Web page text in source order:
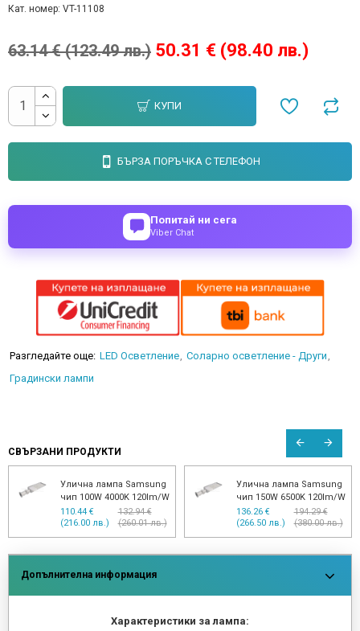
Кат. номер: VT-11108
50.31 € (98.40 лв.)
63.14 € (123.49 лв.)
КУПИ
БЪРЗА ПОРЪЧКА С ТЕЛЕФОН
Попитай ни сега
Viber Chat
Разгледайте още: LED Осветление Соларно осветление - Други
Градински лампи
СВЪРЗАНИ ПРОДУКТИ
Улична лампа Samsung
чип 100W 4000K 120lm/W
110.44 €
(216.00 лв.)
132.94 €
(260.01 лв.)
Улична лампа Samsung
чип 150W 6500K 120lm/W
136.26 €
(266.50 лв.)
194.29 €
(380.00 лв.)
Допълнителна информация
Характеристики за лампа: